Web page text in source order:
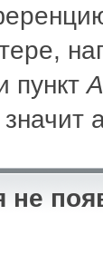
пункт
не